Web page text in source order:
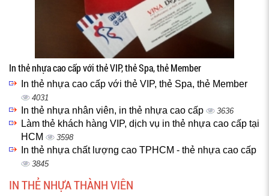
In thẻ nhựa cao cấp với thẻ VIP, thẻ Spa, thẻ Member
In thẻ nhựa cao cấp với thẻ VIP, thẻ Spa, thẻ Member
4031
In thẻ nhựa nhân viên, in thẻ nhựa cao cấp 3636
Làm thẻ khách hàng VIP, dịch vụ in thẻ nhựa cao cấp tại
HCM
3598
In thẻ nhựa chất lượng cao TPHCM - thẻ nhựa cao cấp
3845
IN THẺ NHỰA THÀNH VIÊN